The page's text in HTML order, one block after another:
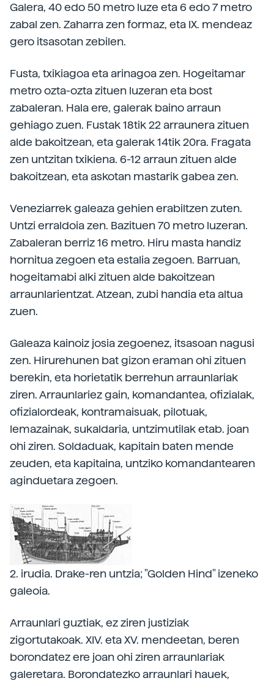
Galera, 40 edo 50 metro luze eta 6 edo 7 metro
zabal zen. Zaharra zen formaz, eta IX. mendeaz
gero itsasotan zebilen.
Fusta, txikiagoa eta arinagoa zen. Hogeitamar
metro ozta-ozta zituen luzeran eta bost
zabaleran. Hala ere, galerak baino arraun
gehiago zuen. Fustak 18tik 22 arraunera zituen
alde bakoitzean, eta galerak 14tik 20ra. Fragata
zen untzitan txikiena. 6-12 arraun zituen alde
bakoitzean, eta askotan mastarik gabea zen.
Veneziarrek galeaza gehien erabiltzen zuten.
Untzi erraldoia zen. Bazituen 70 metro luzeran.
Zabaleran berriz 16 metro. Hiru masta handiz
hornitua zegoen eta estalia zegoen. Barruan,
hogeitamabi alki zituen alde bakoitzean
arraunlarientzat. Atzean, zubi handia eta altua
zuen.
Galeaza kainoiz josia zegoenez, itsasoan nagusi
zen. Hirurehunen bat gizon eraman ohi zituen
berekin, eta horietatik berrehun arraunlariak
ziren. Arraunlariez gain, komandantea, ofizialak,
ofizialordeak, kontramaisuak, pilotuak,
lemazainak, sukaldaria, untzimutilak etab. joan
ohi ziren. Soldaduak, kapitain baten mende
zeuden, eta kapitaina, untziko komandantearen
aginduetara zegoen.
2. irudia. Drake-ren untzia; "Golden Hind" izeneko
galeoia.
Arraunlari guztiak, ez ziren justiziak
zigortutakoak. XIV. eta XV. mendeetan, beren
borondatez ere joan ohi ziren arraunlariak
galeretara. Borondatezko arraunlari hauek,